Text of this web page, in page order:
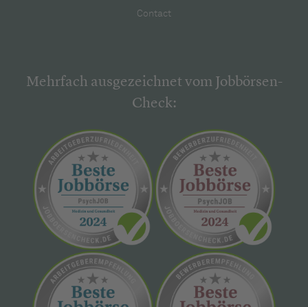
Contact
Mehrfach ausgezeichnet vom Jobbörsen-
Check: